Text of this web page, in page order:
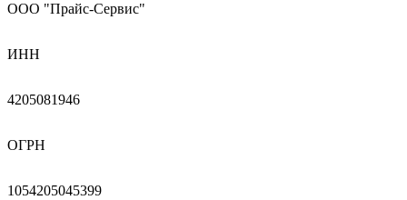
ООО "Прайс-Сервис"
ИНН
4205081946
ОГРН
1054205045399